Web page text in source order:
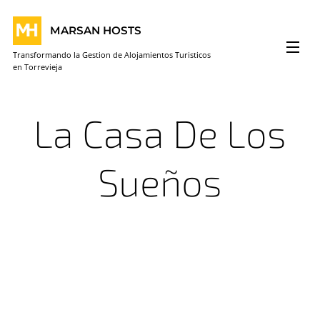
MARSAN HOSTS
Transformando la Gestion de Alojamientos Turisticos
en Torrevieja
La Casa De Los
Sueños